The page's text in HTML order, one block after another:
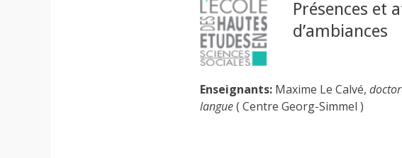
Présences et
d’ambiances
Enseignants: Maxime Le Calvé,
langue( Centre Georg-Simmel )